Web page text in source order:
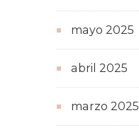
mayo 2025
abril 2025
marzo 2025